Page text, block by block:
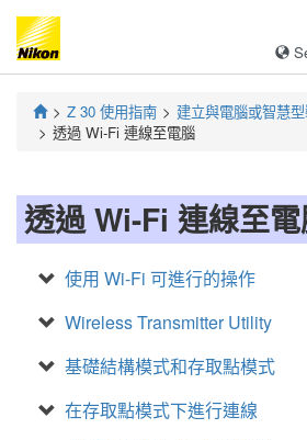
Z 30 使用指南
建立與電腦或智慧
透過 Wi-Fi 連線至電腦
透過 Wi-Fi 連線至
使用 Wi-Fi 可進行的操作
Wireless Transmitter Utility
基礎結構模式和存取點模式
在存取點模式下進行連線